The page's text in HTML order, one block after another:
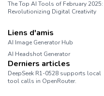
The Top AI Tools of February 2025:
Revolutionizing Digital Creativity
Liens d'amis
AI Image Generator Hub
AI Headshot Generator
Derniers articles
DeepSeek R1-0528 supports local
tool calls in OpenRouter.